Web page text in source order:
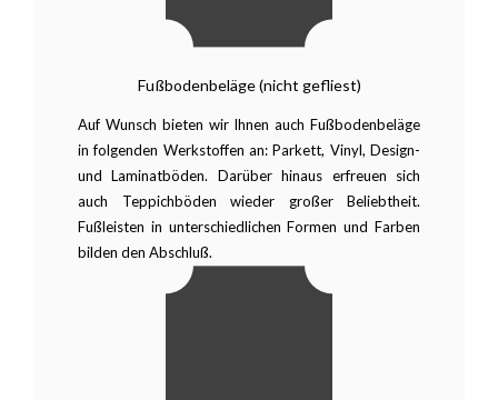
Fußbodenbeläge (nicht gefliest)
Auf Wunsch bieten wir Ihnen auch Fußbodenbeläge
in folgenden Werkstoffen an: Parkett, Vinyl, Design-
und Laminatböden. Darüber hinaus erfreuen sich
auch Teppichböden wieder großer Beliebtheit.
Fußleisten in unterschiedlichen Formen und Farben
bilden den Abschluß.